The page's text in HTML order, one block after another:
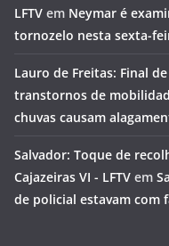
LFTV em Neymar é
tornozelo nesta sexta-
Lauro de Freitas: Final
transtornos de
chuvas causam
Salvador: Toque de
Cajazeiras VI - LFTV em
de policial estavam com